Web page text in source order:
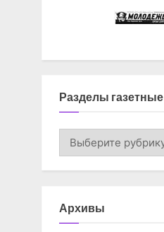
Разделы газетные
Разделы
Архивы